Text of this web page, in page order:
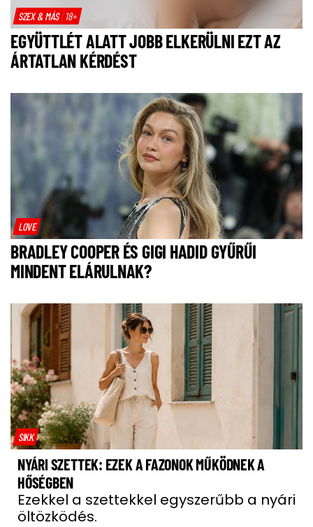
SZEX & MÁS 18+
EGYÜTTLÉT ALATT JOBB ELKERÜLNI EZT AZ
ÁRTATLAN KÉRDÉST
LOVE
BRADLEY COOPER ÉS GIGI HADID GYŰRŰI
MINDENT ELÁRULNAK?
SIKK
NYÁRI SZETTEK: EZEK A FAZONOK MŰKÖDNEK A
HŐSÉGBEN
Ezekkel a szettekkel egyszerűbb a nyári
öltözködés.